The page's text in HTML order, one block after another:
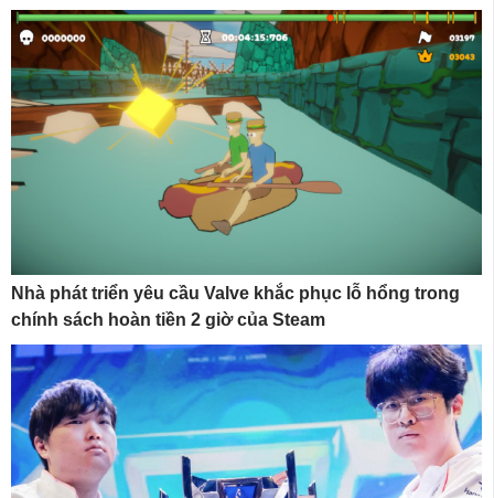
Nhà phát triển yêu cầu Valve khắc phục lỗ hổng trong
chính sách hoàn tiền 2 giờ của Steam